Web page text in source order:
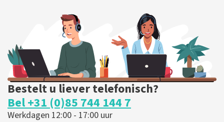
Bestelt u liever telefonisch?
Bel +31 (0)85 744 144 7
Werkdagen 12:00 - 17:00 uur